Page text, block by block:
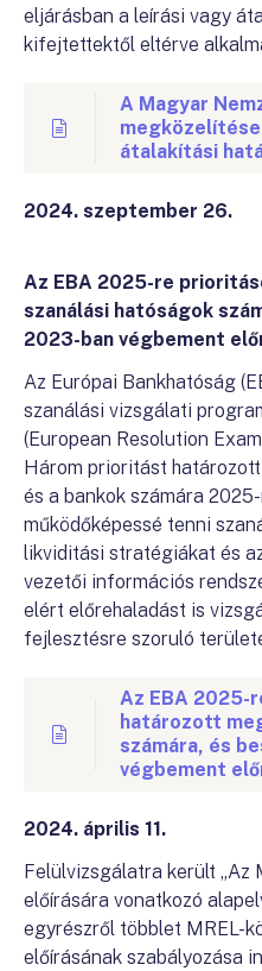
eljárásban a leírási vagy
kifejtettektől eltérve
A Magyar
átalakítási
2024. szeptember 26.
Az EBA 2025-re
szanálási hatóságok
2023-ban végbement
Az Európai Bankhatóság
szanálási vizsgálati
(European Resolution
Három prioritást
és a bankok számára
működőképessé tenni
likviditási stratégiákat és
vezetői információs
elért előrehaladást is
fejlesztésre szoruló
Az EBA 2025-
határozott
számára, és
végbement
2024. április 11.
Felülvizsgálatra került „Az
előírására vonatkozó
egyrészről többlet MREL-
előírásának szabályozása